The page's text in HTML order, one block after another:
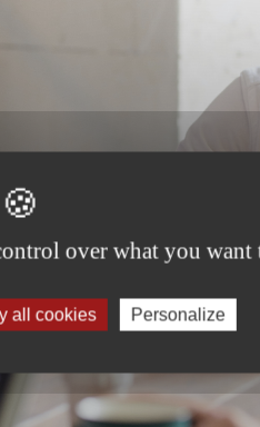
over what you want
all cookies Personalize